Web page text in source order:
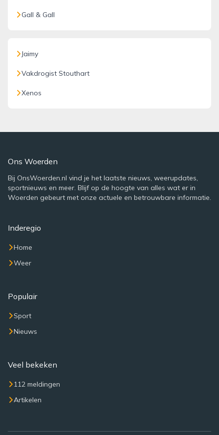
Gall & Gall
Jaimy
Vakdrogist Stouthart
Xenos
Ons Woerden
Bij OnsWoerden.nl vind je het laatste nieuws, weerupdates,
sportnieuws en meer. Blijf op de hoogte van alles wat er in
Woerden gebeurt met onze actuele en betrouwbare informatie.
Inderegio
Home
Weer
Populair
Sport
Nieuws
Veel bekeken
112 meldingen
Artikelen